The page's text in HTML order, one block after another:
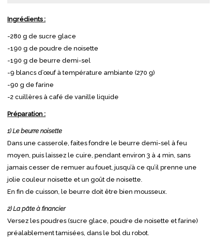
Ingrédients :
-280 g de sucre glace
-190 g de poudre de noisette
-190 g de beurre demi-sel
-9 blancs d’œuf à température ambiante (270 g)
-90 g de farine
-2 cuillères à café de vanille liquide
Préparation :
1) Le beurre noisette
Dans une casserole, faites fondre le beurre demi-sel à feu
moyen, puis laissez le cuire, pendant environ 3 à 4 min, sans
jamais cesser de remuer au fouet, jusqu’à ce qu’il prenne une
jolie couleur noisette et un goût de noisette.
En fin de cuisson, le beurre doit être bien mousseux.
2) La pâte à financier
Versez les poudres (sucre glace, poudre de noisette et farine)
préalablement tamisées, dans le bol du robot.